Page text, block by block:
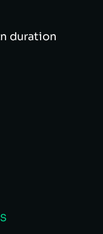
duration